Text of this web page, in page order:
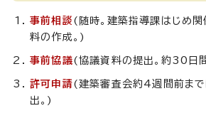
事前相談 (随時。建築指導課はじめ関
料の作成。)
事前協議(協議資料の提出。約30日
許可申請(建築審査会約4週間前まで
出。)